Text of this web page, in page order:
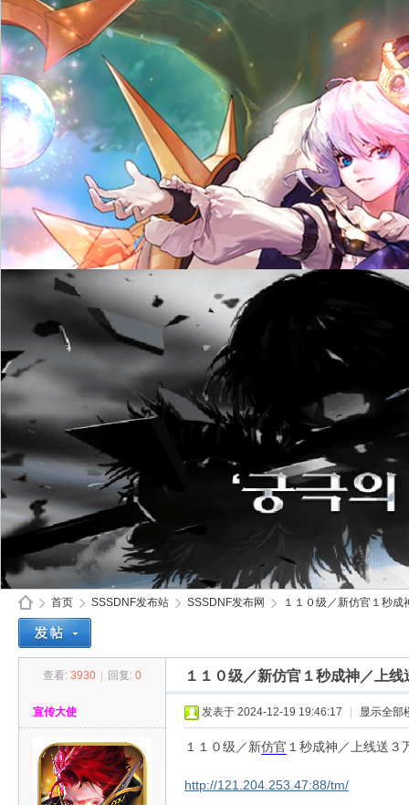
首页
›
SSSDNF发布站 SSSDNF发布网
›
１１０级／新仿官１秒
查看: 3930 回复: 0 １１０级／新仿官１秒成神／上
宣传大使 发表于 2024-12-19 19:46:17 显示全部
１１０级／新仿官 １秒成神／上线送
http://121.204.253.47:88/tm/